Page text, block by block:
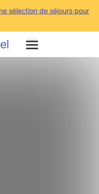
sélection de séjours pour